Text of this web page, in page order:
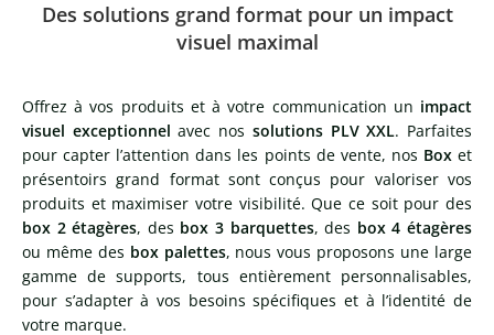
Des solutions grand format pour un impact
visuel maximal
Offrez à vos produits et à votre communication un impact
visuel exceptionnel avec nos solutions PLV XXL. Parfaites
pour capter l’attention dans les points de vente, nos Boxet
présentoirs grand format sont conçus pour valoriser vos
produits et maximiser votre visibilité. Que ce soit pour des
box 2 étagères, des box 3 barquettes, des box 4 étagères
ou même des box palettes, nous vous proposons une large
gamme de supports, tous entièrement personnalisables,
pour s’adapter à vos besoins spécifiques et à l’identité de
votre marque.